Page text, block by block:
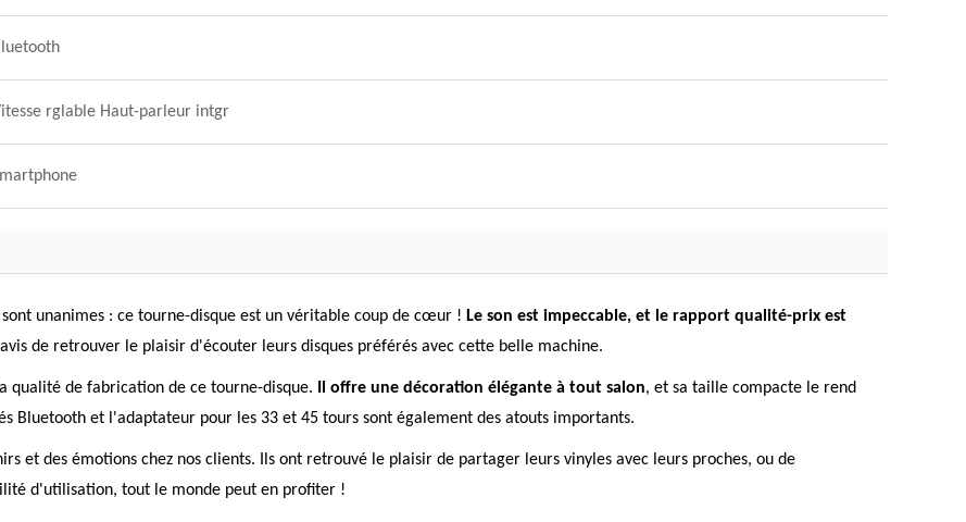
rglable Haut-parleur intgr
unanimes : ce tourne-disque est un véritable coup de cœur ! Le son est impeccable, et le rapport qualité-prix est
de retrouver le plaisir d'écouter leurs disques préférés avec cette belle machine.
qualité de fabrication de ce tourne-disque. Il offre une décoration élégante à tout salon, et sa taille compacte le rend
Bluetooth et l'adaptateur pour les 33 et 45 tours sont également des atouts importants.
et des émotions chez nos clients. Ils ont retrouvé le plaisir de partager leurs vinyles avec leurs proches, ou de
d'utilisation, tout le monde peut en profiter !